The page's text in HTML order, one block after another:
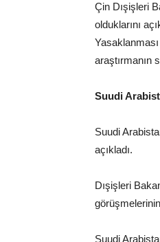
Çin Dışişleri
olduklarını
araştırmanın
Suudi
Suudi
açıkladı.
Dışişleri
Suudi